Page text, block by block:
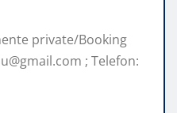
private/Booking
; Telefon: